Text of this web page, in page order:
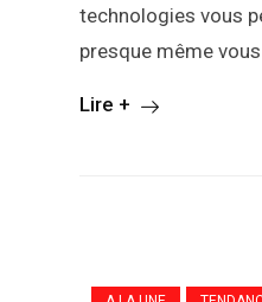
technologies vous
presque même
Lire +